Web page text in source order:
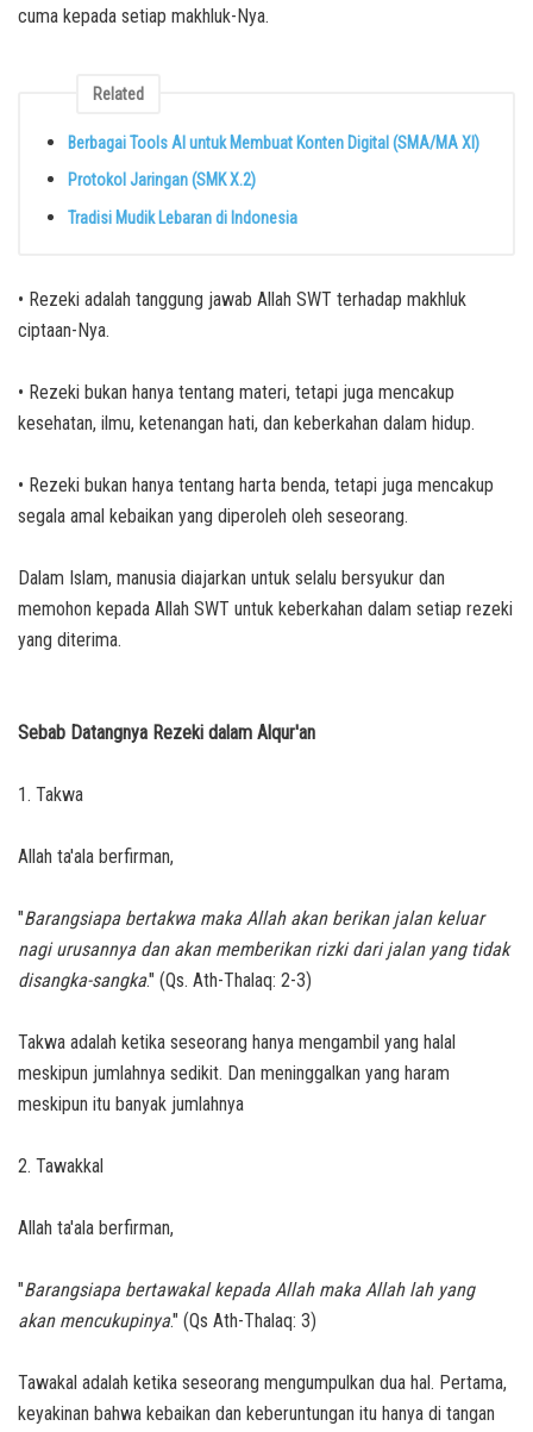
cuma kepada setiap makhluk-Nya.
Related
Berbagai Tools AI untuk Membuat Konten Digital (SMA/MA XI)
Protokol Jaringan (SMK X.2)
Tradisi Mudik Lebaran di Indonesia
• Rezeki adalah tanggung jawab Allah SWT terhadap makhluk
ciptaan-Nya.
• Rezeki bukan hanya tentang materi, tetapi juga mencakup
kesehatan, ilmu, ketenangan hati, dan keberkahan dalam hidup.
• Rezeki bukan hanya tentang harta benda, tetapi juga mencakup
segala amal kebaikan yang diperoleh oleh seseorang.
Dalam Islam, manusia diajarkan untuk selalu bersyukur dan
memohon kepada Allah SWT untuk keberkahan dalam setiap rezeki
yang diterima.
Sebab Datangnya Rezeki dalam Alqur'an
1. Takwa
Allah ta'ala berfirman,
"Barangsiapa bertakwa maka Allah akan berikan jalan keluar
nagi urusannya dan akan memberikan rizki dari jalan yang tidak
disangka-sangka." (Qs. Ath-Thalaq: 2-3)
Takwa adalah ketika seseorang hanya mengambil yang halal
meskipun jumlahnya sedikit. Dan meninggalkan yang haram
meskipun itu banyak jumlahnya
2. Tawakkal
Allah ta'ala berfirman,
"Barangsiapa bertawakal kepada Allah maka Allah lah yang
akan mencukupinya." (Qs Ath-Thalaq: 3)
Tawakal adalah ketika seseorang mengumpulkan dua hal. Pertama,
keyakinan bahwa kebaikan dan keberuntungan itu hanya di tangan